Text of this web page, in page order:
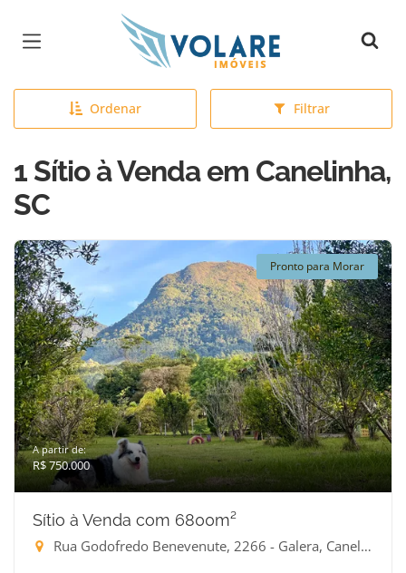
Página inicial
Ordenar Filtrar
1 Sítio à Venda em Canelinha,
SC
Pronto para Morar
A partir de:
R$ 750.000
Sítio à Venda com 6800m²
Rua Godofredo Benevenute, 2266 - Galera, Canelinha-SC